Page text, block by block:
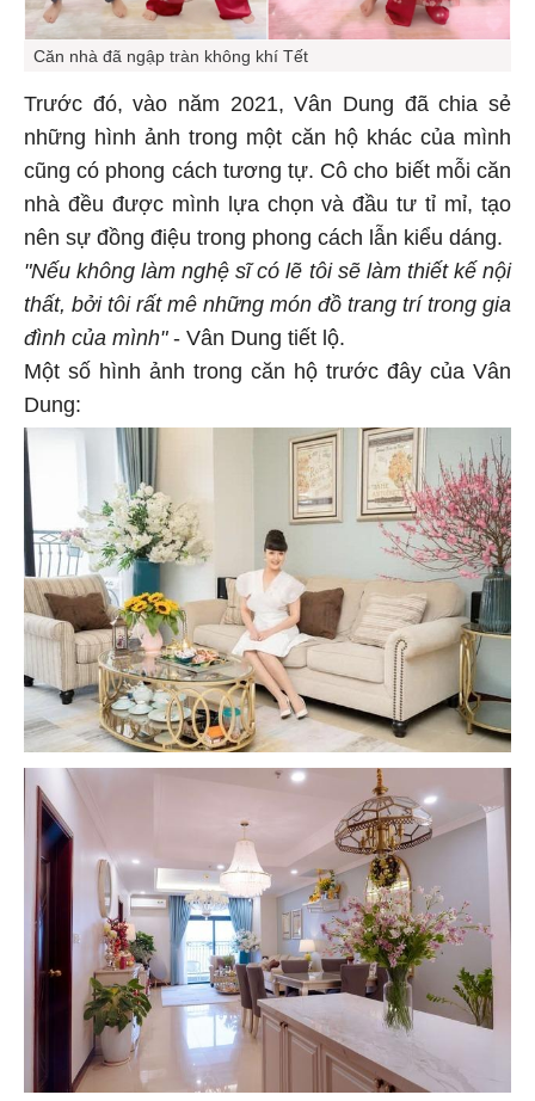
Căn nhà đã ngập tràn không khí Tết
Trước đó, vào năm 2021, Vân Dung đã chia sẻ
những hình ảnh trong một căn hộ khác của mình
cũng có phong cách tương tự. Cô cho biết mỗi căn
nhà đều được mình lựa chọn và đầu tư tỉ mỉ, tạo
nên sự đồng điệu trong phong cách lẫn kiểu dáng.
"Nếu không làm nghệ sĩ có lẽ tôi sẽ làm thiết kế nội
thất, bởi tôi rất mê những món đồ trang trí trong gia
đình của mình"- Vân Dung tiết lộ.
Một số hình ảnh trong căn hộ trước đây của Vân
Dung: